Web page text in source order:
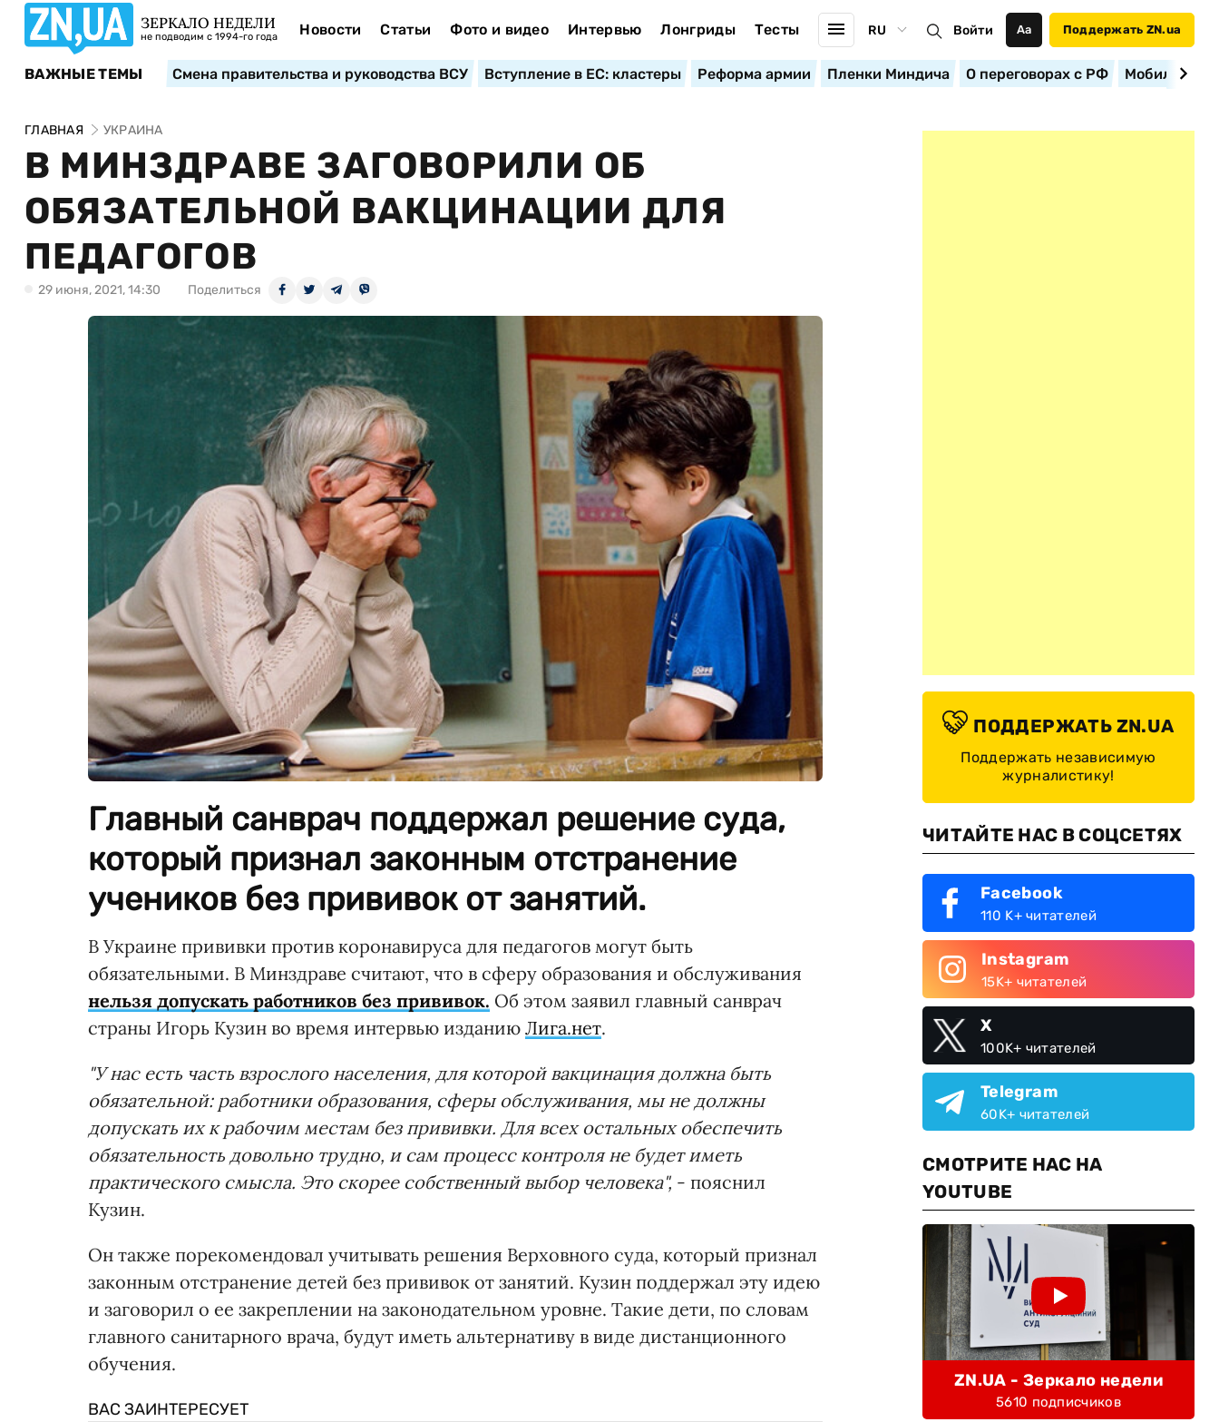
ЗЕРКАЛО НЕДЕЛИ
не подводим с 1994-го года Новости Статьи Фото и видео Интервью Лонгриды Тесты RU Войти Аа Поддержать ZN.ua
ВАЖНЫЕ ТЕМЫ Смена правительства и руководства ВСУ Вступление в ЕС: кластеры Реформа армии Пленки Миндича О переговорах с РФ
ГЛАВНАЯ УКРАИНА
В МИНЗДРАВЕ ЗАГОВОРИЛИ ОБ
ОБЯЗАТЕЛЬНОЙ ВАКЦИНАЦИИ ДЛЯ
ПЕДАГОГОВ
29 июня, 2021, 14:30 Поделиться
Главный санврач поддержал решение суда,
который признал законным отстранение
учеников без прививок от занятий.
В Украине прививки против коронавируса для педагогов могут быть
обязательными. В Минздраве считают, что в сферу образования и обслуживания
нельзя допускать работников без прививок. Об этом заявил главный санврач
страны Игорь Кузин во время интервью изданию Лига.нет.
"У нас есть часть взрослого населения, для которой вакцинация должна быть
обязательной: работники образования, сферы обслуживания, мы не должны
допускать их к рабочим местам без прививки. Для всех остальных обеспечить
обязательность довольно трудно, и сам процесс контроля не будет иметь
практического смысла. Это скорее собственный выбор человека", - пояснил
Кузин.
Он также порекомендовал учитывать решения Верховного суда, который признал
законным отстранение детей без прививок от занятий. Кузин поддержал эту идею
и заговорил о ее закреплении на законодательном уровне. Такие дети, по словам
главного санитарного врача, будут иметь альтернативу в виде дистанционного
обучения.
ВАС ЗАИНТЕРЕСУЕТ
ПОДДЕРЖАТЬ ZN.UA
Поддержать независимую
журналистику!
ЧИТАЙТЕ НАС В СОЦСЕТЯХ
Facebook
110 K+ читателей
Instagram
15K+ читателей
X
100K+ читателей
Telegram
60K+ читателей
СМОТРИТЕ НАС НА
YOUTUBE
ZN.UA - Зеркало недели
5610 подписчиков